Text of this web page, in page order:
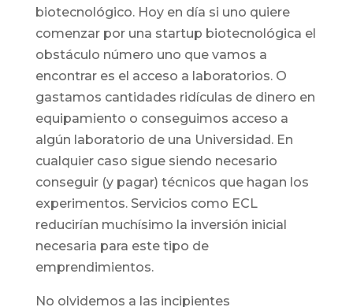
biotecnológico. Hoy en día si uno quiere
comenzar por una startup biotecnológica el
obstáculo número uno que vamos a
encontrar es el acceso a laboratorios. O
gastamos cantidades ridículas de dinero en
equipamiento o conseguimos acceso a
algún laboratorio de una Universidad. En
cualquier caso sigue siendo necesario
conseguir (y pagar) técnicos que hagan los
experimentos. Servicios como ECL
reducirían muchísimo la inversión inicial
necesaria para este tipo de
emprendimientos.
No olvidemos a las incipientes